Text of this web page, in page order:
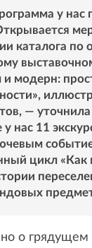
у нас
каталога по
и модерн:
— уточнила
нас 11
цикл «Как
о грядущем